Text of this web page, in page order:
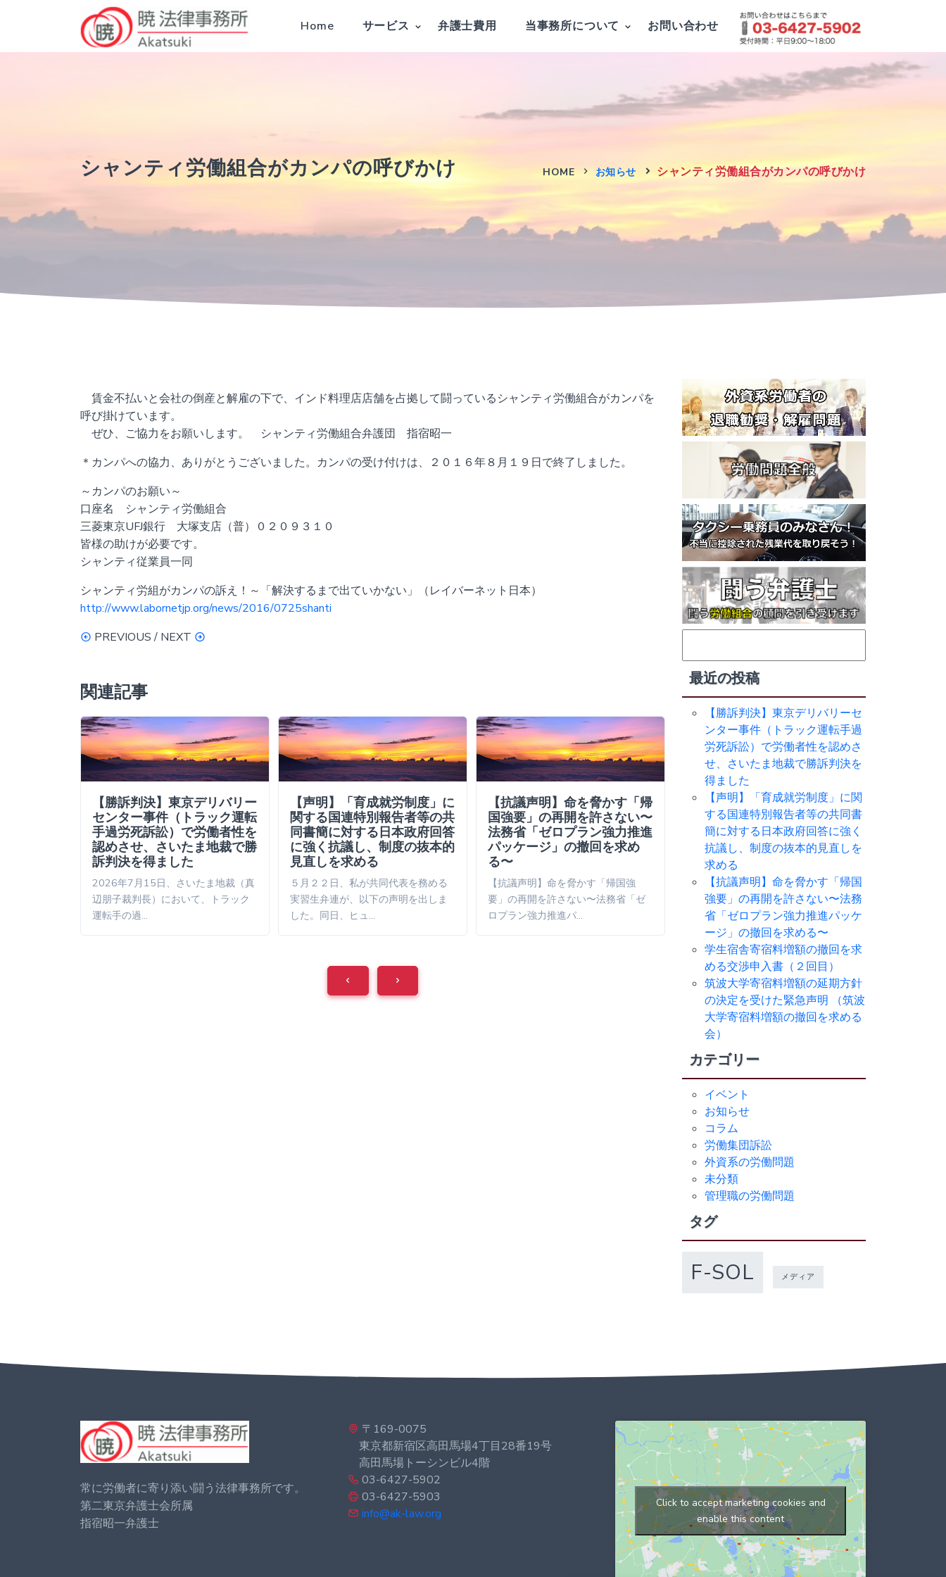
Home サービス 弁護士費用 当事務所について お問い合わせ
シャンティ労働組合がカンパの呼びかけ HOME お知らせ シャンティ労働組合がカンパの呼びかけ
賃金不払いと会社の倒産と解雇の下で、インド料理店店舗を占拠して闘っているシャンティ労働組合がカンパを
呼び掛けています。
ぜひ、ご協力をお願いします。 シャンティ労働組合弁護団 指宿昭一
＊カンパへの協力、ありがとうございました。カンパの受け付けは、２０１６年８月１９日で終了しました。
～カンパのお願い～
口座名 シャンティ労働組合
三菱東京UFJ銀行 大塚支店（普）０２０９３１０
皆様の助けが必要です。
シャンティ従業員一同
シャンティ労組がカンパの訴え！～「解決するまで出ていかない」（レイバーネット日本）
http://www.labornetjp.org/news/2016/0725shanti
PREVIOUS / NEXT
関連記事
【勝訴判決】東京デリバリー
センター事件（トラック運転
手過労死訴訟）で労働者性を
認めさせ、さいたま地裁で勝
訴判決を得ました
2026年7月15日、さいたま地裁（真
辺朋子裁判長）において、トラック
運転手の過…
【声明】「育成就労制度」に
関する国連特別報告者等の共
同書簡に対する日本政府回答
に強く抗議し、制度の抜本的
見直しを求める
５月２２日、私が共同代表を務める
実習生弁連が、以下の声明を出しま
した。同日、ヒュ…
【抗議声明】命を脅かす「帰
国強要」の再開を許さない〜
法務省「ゼロプラン強力推進
パッケージ」の撤回を求め
る〜
【抗議声明】命を脅かす「帰国強
要」の再開を許さない〜法務省「ゼ
ロプラン強力推進パ…
学生宿舎寄宿料増額の撤回を
求める交渉申入書（２回目）
本日（２０２６年３月２３日）、筑
波大学寄宿料増額の撤回を求める会
は、２回目の「学…
索:
最近の投稿
【勝訴判決】東京デリバリーセ
ンター事件（トラック運転手過
労死訴訟）で労働者性を認めさ
せ、さいたま地裁で勝訴判決を
得ました
【声明】「育成就労制度」に関
する国連特別報告者等の共同書
簡に対する日本政府回答に強く
抗議し、制度の抜本的見直しを
求める
【抗議声明】命を脅かす「帰国
強要」の再開を許さない〜法務
省「ゼロプラン強力推進パッケ
ージ」の撤回を求める〜
学生宿舎寄宿料増額の撤回を求
める交渉申入書（２回目）
筑波大学寄宿料増額の延期方針
の決定を受けた緊急声明 （筑波
大学寄宿料増額の撤回を求める
会）
カテゴリー
イベント
お知らせ
コラム
労働集団訴訟
外資系の労働問題
未分類
管理職の労働問題
タグ
F-SOL メディア
常に労働者に寄り添い闘う法律事務所です。
第二東京弁護士会所属
指宿昭一弁護士
〒169-0075
東京都新宿区高田馬場4丁目28番19号
高田馬場トーシンビル4階
03-6427-5902
03-6427-5903
info@ak-law.org
Click to accept marketing cookies and
enable this content